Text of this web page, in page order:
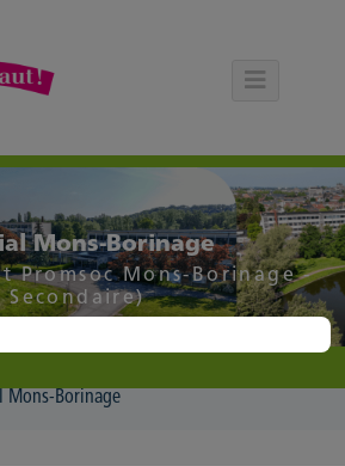
Mons-Borinage
Promsoc Mons-Borinage -
Secondaire)
Mons-Borinage